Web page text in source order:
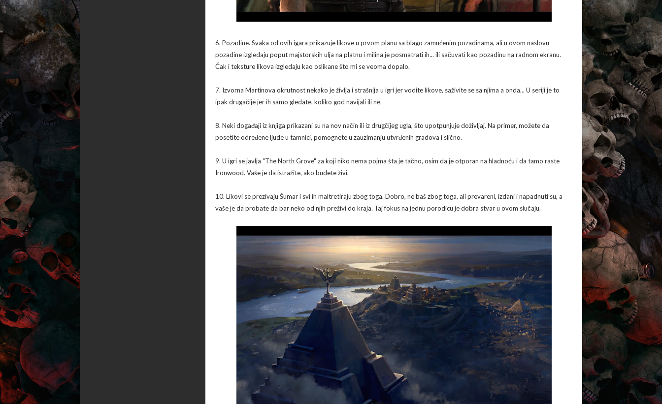
6. Pozadine. Svaka od ovih igara prikazuje likove u prvom planu sa blago zamućenim pozadinama, ali u ovom naslovu
pozadine izgledaju poput majstorskih ulja na platnu i milina je posmatrati ih... ili sačuvati kao pozadinu na radnom ekranu.
Čak i teksture likova izgledaju kao oslikane što mi se veoma dopalo.
7. Izvorna Martinova okrutnost nekako je življa i strašnija u igri jer vodite likove, saživite se sa njima a onda... U seriji je to
ipak drugačije jer ih samo gledate, koliko god navijali ili ne.
8. Neki događaji iz knjiga prikazani su na nov način ili iz drugčijeg ugla, što upotpunjuje doživljaj. Na primer, možete da
posetite određene ljude u tamnici, pomognete u zauzimanju utvrđenih gradova i slično.
9. U igri se javlja "The North Grove" za koji niko nema pojma šta je tačno, osim da je otporan na hladnoću i da tamo raste
Ironwood. Vaše je da istražite, ako budete živi.
10. Likovi se prezivaju Šumar i svi ih maltretiraju zbog toga. Dobro, ne baš zbog toga, ali prevareni, izdani i napadnuti su, a
vaše je da probate da bar neko od njih preživi do kraja. Taj fokus na jednu porodicu je dobra stvar u ovom slučaju.